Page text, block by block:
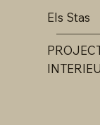
Els Stas